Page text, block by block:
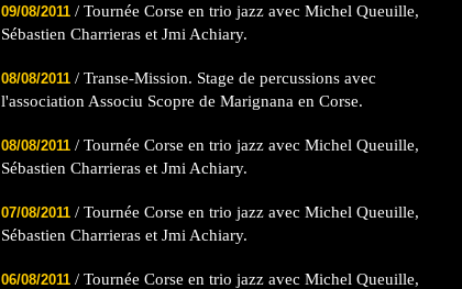
09/08/2011/ Tournée Corse en trio jazz avec Michel Queuille,
Sébastien Charrieras et Jmi Achiary.
08/08/2011/ Transe-Mission. Stage de percussions avec
l'association Associu Scopre de Marignana en Corse.
08/08/2011/ Tournée Corse en trio jazz avec Michel Queuille,
Sébastien Charrieras et Jmi Achiary.
07/08/2011/ Tournée Corse en trio jazz avec Michel Queuille,
Sébastien Charrieras et Jmi Achiary.
06/08/2011/ Tournée Corse en trio jazz avec Michel Queuille,